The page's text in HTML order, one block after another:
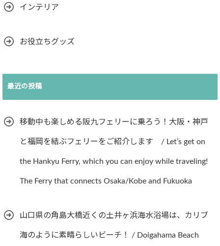
インテリア
お役立ちグッズ
最近の投稿
移動中も楽しめる阪九フェリーに乗ろう！大阪・神戸
と福岡を結ぶフェリーをご紹介します / Let’s get on
the Hankyu Ferry, which you can enjoy while traveling!
The Ferry that connects Osaka/Kobe and Fukuoka
山口県の角島大橋近くの土井ヶ浜海水浴場は、カリブ
海のように素晴らしいビーチ！ / Doigahama Beach